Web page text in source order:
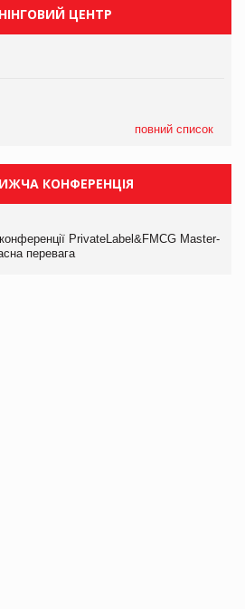
ЦЕНТР
повний список
КОНФЕРЕНЦІЯ
PrivateLabel&FMCG Master-
перевага